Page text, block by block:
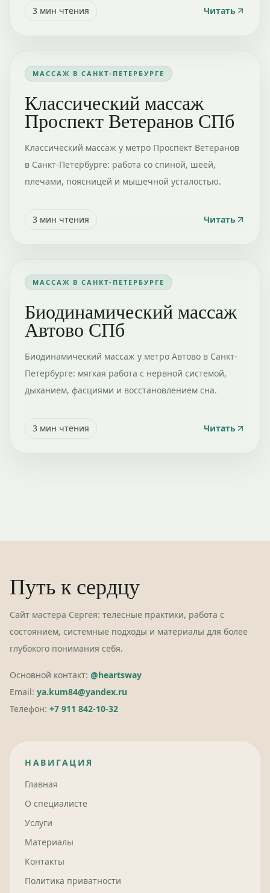
3 мин чтения Читать
МАССАЖ В САНКТ-ПЕТЕРБУРГЕ
Классический массаж
Проспект Ветеранов СПб
Классический массаж у метро Проспект Ветеранов
в Санкт-Петербурге: работа со спиной, шеей,
плечами, поясницей и мышечной усталостью.
3 мин чтения Читать
МАССАЖ В САНКТ-ПЕТЕРБУРГЕ
Биодинамический массаж
Автово СПб
Биодинамический массаж у метро Автово в Санкт-
Петербурге: мягкая работа с нервной системой,
дыханием, фасциями и восстановлением сна.
3 мин чтения Читать
Путь к сердцу
Сайт мастера Сергея: телесные практики, работа с
состоянием, системные подходы и материалы для более
глубокого понимания себя.
Основной контакт: @heartsway
Email: ya.kum84@yandex.ru
Телефон: +7 911 842-10-32
НАВИГАЦИЯ
Главная
О специалисте
Услуги
Материалы
Контакты
Политика приватности